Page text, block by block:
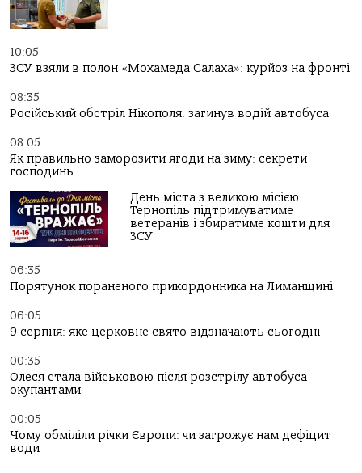
10:05
ЗСУ взяли в полон «Мохамеда Салаха»: курйоз на фронті
08:35
Російський обстріл Нікополя: загинув водій автобуса
08:05
Як правильно заморозити ягоди на зиму: секрети
господинь
День міста з великою місією:
Тернопіль підтримуватиме
ветеранів і збиратиме кошти для
ЗСУ
06:35
Порятунок пораненого прикордонника на Лиманщині
06:05
9 серпня: яке церковне свято відзначають сьогодні
00:35
Олеся стала військовою після розстрілу автобуса
окупантами
00:05
Чому обміліли річки Європи: чи загрожує нам дефіцит
води